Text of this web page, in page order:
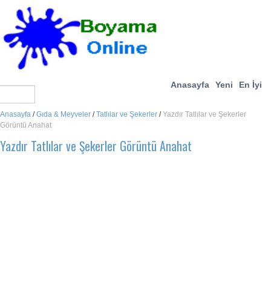
Anasayfa Yeni En İyi
Anasayfa /Gıda & Meyveler /Tatlılar ve Şekerler /Yazdır Tatlılar ve Şekerler
Görüntü Anahat
Yazdır Tatlılar ve Şekerler Görüntü Anahat